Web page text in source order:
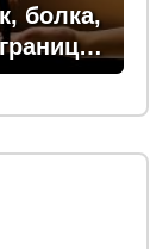
болка,
важна